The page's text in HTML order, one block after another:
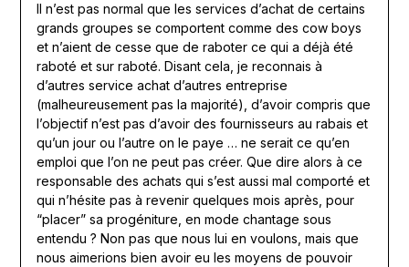
Il n’est pas normal que les services d’achat de certains
grands groupes se comportent comme des cow boys
et n’aient de cesse que de raboter ce qui a déjà été
raboté et sur raboté. Disant cela, je reconnais à
d’autres service achat d’autres entreprise
(malheureusement pas la majorité), d’avoir compris que
l’objectif n’est pas d’avoir des fournisseurs au rabais et
qu’un jour ou l’autre on le paye … ne serait ce qu’en
emploi que l’on ne peut pas créer. Que dire alors à ce
responsable des achats qui s’est aussi mal comporté et
qui n’hésite pas à revenir quelques mois après, pour
“placer” sa progéniture, en mode chantage sous
entendu ? Non pas que nous lui en voulons, mais que
nous aimerions bien avoir eu les moyens de pouvoir